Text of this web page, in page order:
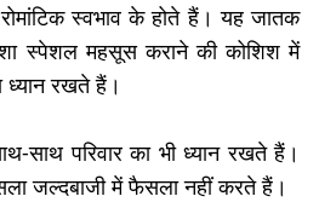
स्वभाव के होते हैं। यह जातक
स्पेशल महसूस कराने की कोशिश में
ध्यान रखते हैं।
साथ परिवार का भी ध्यान रखते हैं।
जल्दबाजी में फैसला नहीं करते हैं।